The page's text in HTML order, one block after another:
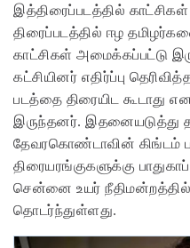
இத்திரைப்படத்தில்
திரைப்படத்தில் ஈழ
காட்சிகள் அமைக்கப்பட்டு
கட்சியினர் எதிர்ப்பு
படத்தை திரையிட கூடாது
இருந்தனர். இதனையடுத்து
தேவரகொண்டாவின் கிங்டம்
திரையரங்குகளுக்கு
சென்னை உயர் நீதிமன்றத்தில்
தொடர்ந்துள்ளது.